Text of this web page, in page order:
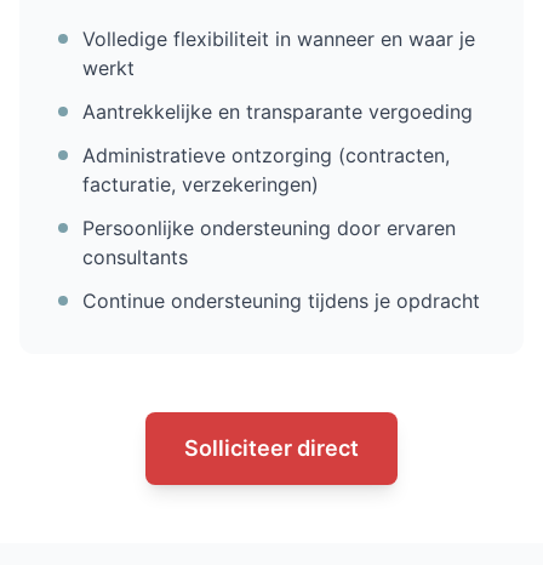
Volledige flexibiliteit in wanneer en waar je
werkt
Aantrekkelijke en transparante vergoeding
Administratieve ontzorging (contracten,
facturatie, verzekeringen)
Persoonlijke ondersteuning door ervaren
consultants
Continue ondersteuning tijdens je opdracht
Solliciteer direct